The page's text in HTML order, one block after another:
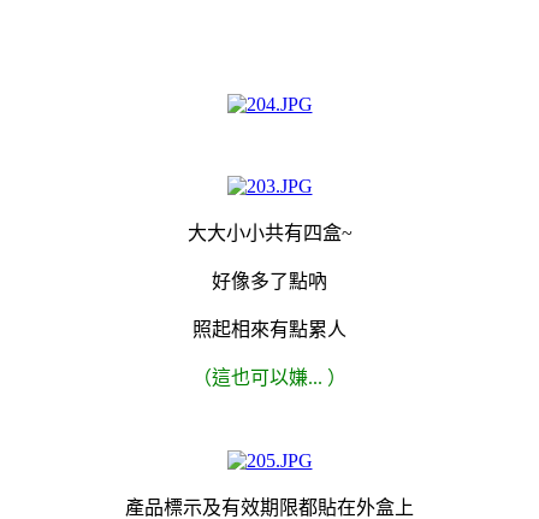
大大小小共有四盒~
好像多了點吶
照起相來有點累人
（這也可以嫌... ）
產品標示及有效期限都貼在外盒上